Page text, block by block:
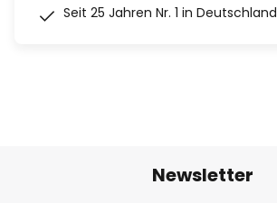
Seit 25 Jahren Nr. 1 in Deutschland
Newsletter